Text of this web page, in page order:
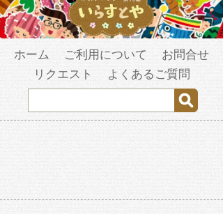
ホーム ご利用について
お問合せ
リクエスト
よくあるご質問